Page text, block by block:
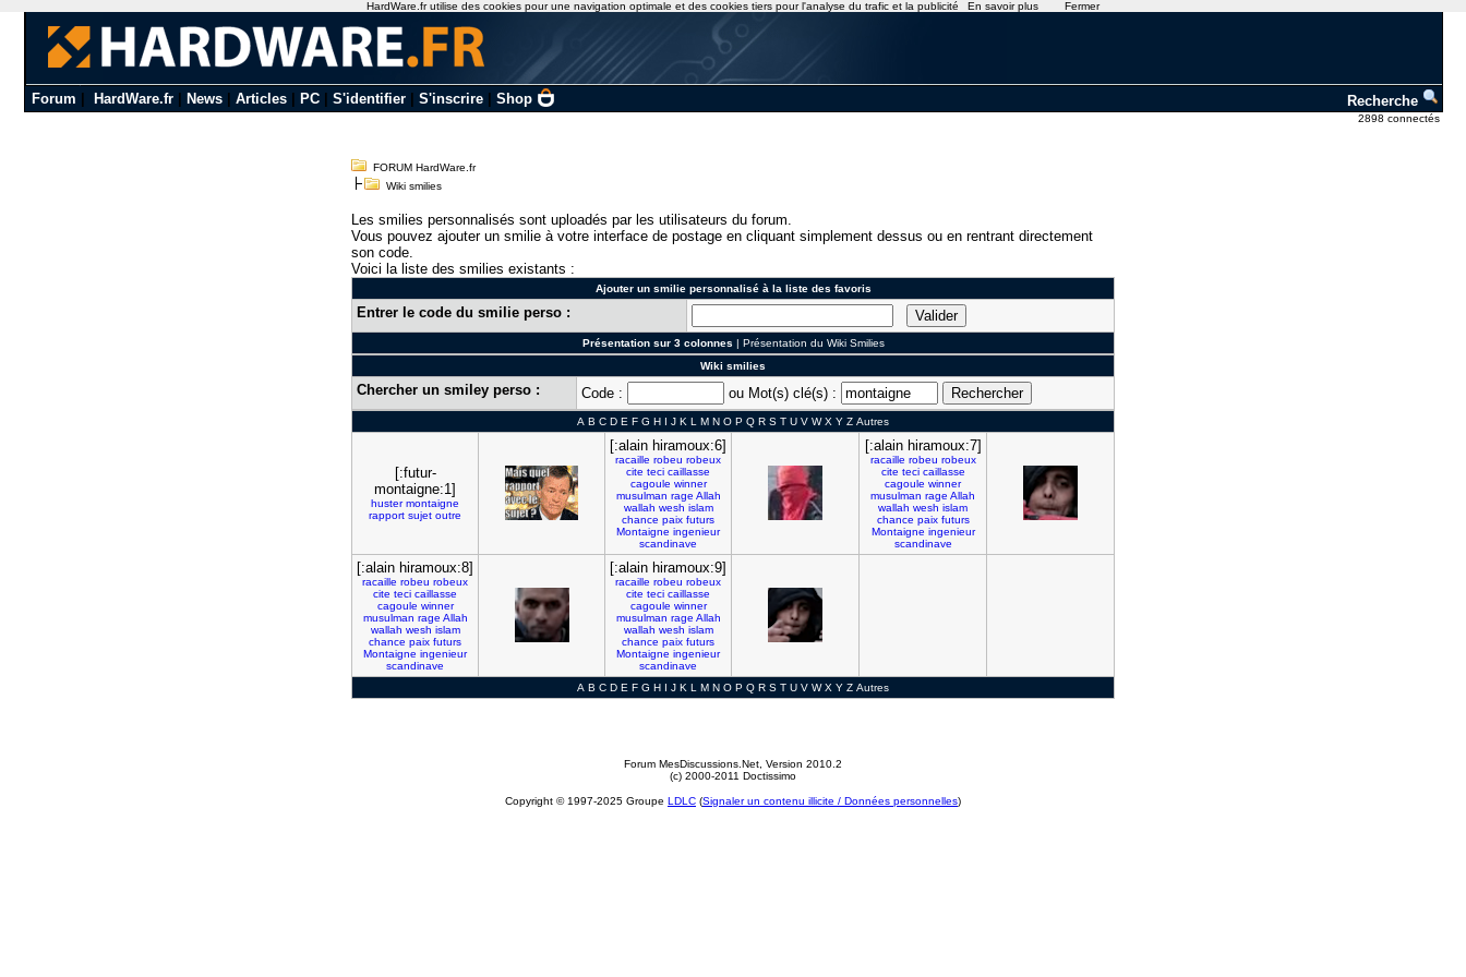
Forum HardWare.fr| News| Articles| PC| S'identifier| S'inscrire| Shop Recherche
2898 connectés
FORUM HardWare.fr
Wiki smilies
Les smilies personnalisés sont uploadés par les utilisateurs du forum.
Vous pouvez ajouter un smilie à votre interface de postage en cliquant simplement dessus ou en rentrant directement
son code.
Voici la liste des smilies existants :
Ajouter un smilie personnalisé à la liste des favoris
Entrer le code du smilie perso :
Présentation sur 3 colonnes | Présentation du Wiki Smilies
Wiki smilies
Chercher un smiley perso : Code : ou Mot(s) clé(s) :
A B C D E F G H I J K L M N O P Q R S T U V W X Y Z Autres
[:futur-
montaigne:1]
huster montaigne
rapport sujet outre
[:alain hiramoux:6]
racaille robeu robeux
cite teci caillasse
cagoule winner
musulman rage Allah
wallah wesh islam
chance paix futurs
Montaigne ingenieur
scandinave
[:alain hiramoux:7]
racaille robeu robeux
cite teci caillasse
cagoule winner
musulman rage Allah
wallah wesh islam
chance paix futurs
Montaigne ingenieur
scandinave
[:alain hiramoux:8]
racaille robeu robeux
cite teci caillasse
cagoule winner
musulman rage Allah
wallah wesh islam
chance paix futurs
Montaigne ingenieur
scandinave
[:alain hiramoux:9]
racaille robeu robeux
cite teci caillasse
cagoule winner
musulman rage Allah
wallah wesh islam
chance paix futurs
Montaigne ingenieur
scandinave
A B C D E F G H I J K L M N O P Q R S T U V W X Y Z Autres
Forum MesDiscussions.Net , Version 2010.2
(c) 2000-2011 Doctissimo
Copyright © 1997-2025 Groupe LDLC (Signaler un contenu illicite / Données personnelles)
HardWare.fr utilise des cookies pour une navigation optimale et des cookies tiers pour l'analyse du trafic et la publicité En savoir plus Fermer